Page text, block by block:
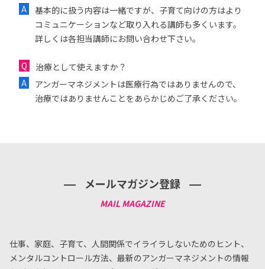
基本的に扱う内容は一緒ですが、子育て向けの方はより
コミュニケーションなど取り入れる講師も多くいます。
詳しくは各担当講師にお問い合わせ下さい。
治療として使えますか？
アンガーマネジメントは医療行為ではありませんので、
治療ではありませんことをあらかじめご了承ください。
メールマガジン登録
仕事、家庭、子育て、人間関係でイライラしないためのヒント、
メンタルコントロール方法、 最新のアンガーマネジメントの情報